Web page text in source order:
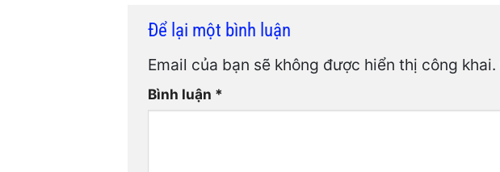
Để lại một bình luận
Email của bạn sẽ không được hiển thị công khai.
Bình luận *